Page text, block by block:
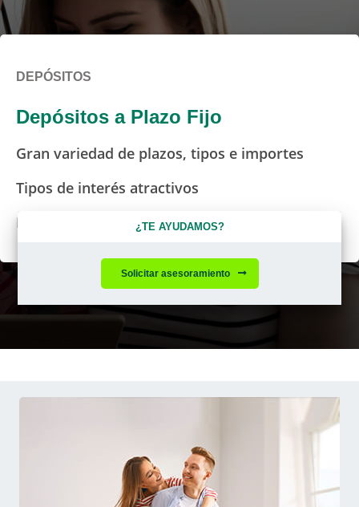
DEPÓSITOS
Depósitos a Plazo Fijo
Gran variedad de plazos, tipos e importes
Tipos de interés atractivos
Infórmate sobre tu inversión en Ruralvía
¿TE AYUDAMOS?
Solicitar asesoramiento